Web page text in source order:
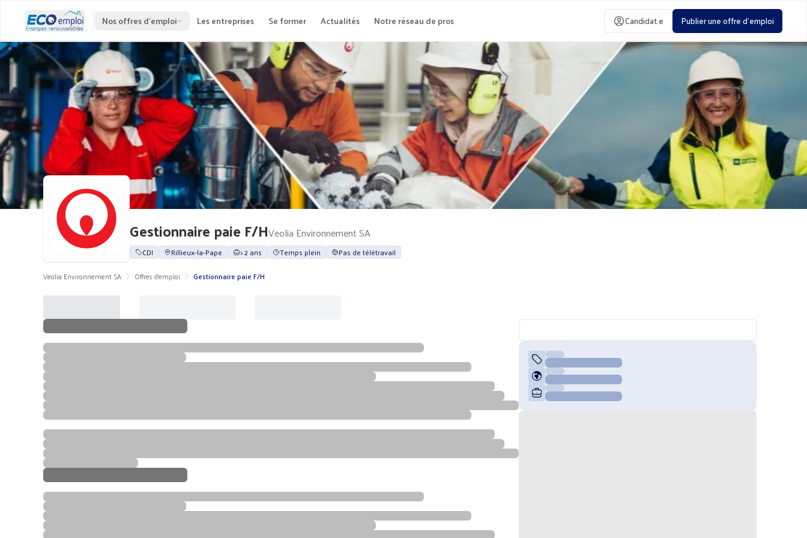
Nos offres d'emploi Les entreprises Se former Actualités Notre réseau de pros Candidat.e Publier une offre d'emploi
Gestionnaire paie F/HVeolia Environnement SA
CDI Rillieux-la-Pape > 2 ans Temps plein
Pas de télétravail
Veolia Environnement SA
Offres d'emploi Gestionnaire paie F/H